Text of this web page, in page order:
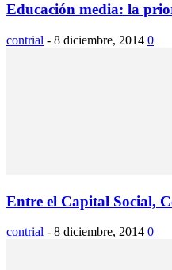
Educación media: la
contrial - 8 diciembre, 2014 0
Entre el Capital Social,
contrial - 8 diciembre, 2014 0